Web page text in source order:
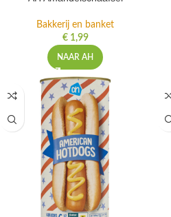
Bakkerij en banket
€ 1,99
NAAR AH